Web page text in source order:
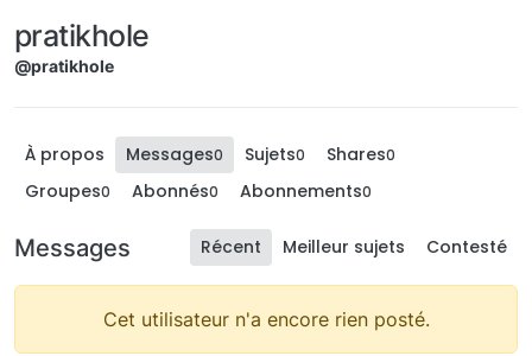
pratikhole
@pratikhole
À propos Messages0 Sujets0 Shares0
Groupes0 Abonnés0 Abonnements0
Messages Récent Meilleur sujets Contesté
Cet utilisateur n'a encore rien posté.